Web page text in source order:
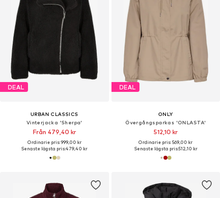
DEAL
URBAN CLASSICS
Vinterjacka 'Sherpa'
Från 479,40 kr
Ordinarie pris: 999,00 kr
Senaste lägsta pris:479,40 kr
DEAL
ONLY
Övergångsparkas 'ONLASTA'
512,10 kr
Ordinarie pris: 569,00 kr
Senaste lägsta pris:512,10 kr